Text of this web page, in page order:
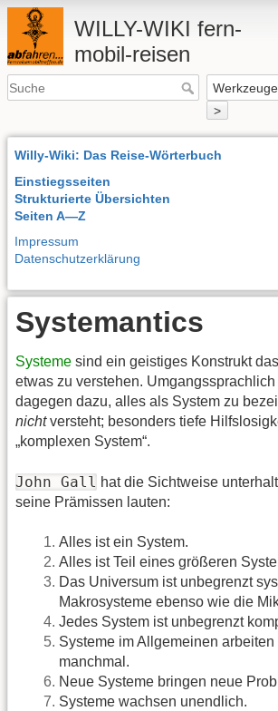
WILLY-WIKI fern-
mobil-reisen
>
Willy-Wiki: Das Reise-Wörterbuch
Einstiegsseiten
Strukturierte Übersichten
Seiten A—Z
Impressum
Datenschutzerklärung
Systemantics
Systeme sind ein geistiges Konstrukt
etwas zu verstehen.
dagegen dazu, alles als System zu
nichtversteht; besonders tiefe
„komplexen System“.
John Gall hat die Sichtweise
seine Prämissen lauten:
Alles ist ein System.
Alles ist Teil eines größeren
Das Universum ist unbegrenzt
Makrosysteme ebenso wie die
Jedes System ist unbegrenzt
Systeme im Allgemeinen
manchmal.
Neue Systeme bringen neue
Systeme wachsen unendlich.